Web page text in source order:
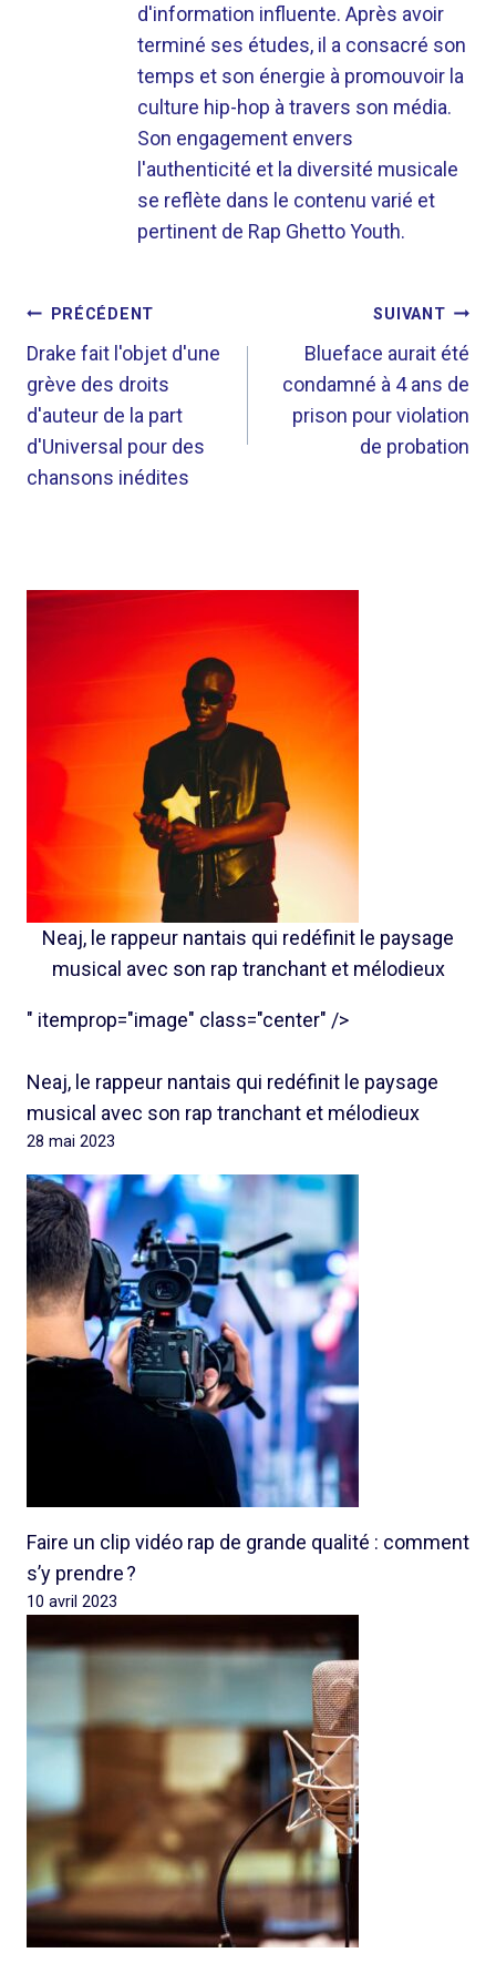
d'information influente. Après avoir
terminé ses études, il a consacré son
temps et son énergie à promouvoir la
culture hip-hop à travers son média.
Son engagement envers
l'authenticité et la diversité musicale
se reflète dans le contenu varié et
pertinent de Rap Ghetto Youth.
NAVIGATION
DE
L’ARTICLE
PRÉCÉDENT
Drake fait l'objet d'une
grève des droits
d'auteur de la part
d'Universal pour des
chansons inédites
SUIVANT
Blueface aurait été
condamné à 4 ans de
prison pour violation
de probation
Neaj, le rappeur nantais qui redéfinit le paysage
musical avec son rap tranchant et mélodieux
" itemprop="image" class="center" />
Neaj, le rappeur nantais qui redéfinit le paysage
musical avec son rap tranchant et mélodieux
28 mai 2023
Faire un clip vidéo rap de grande qualité : comment
s’y prendre ?
10 avril 2023